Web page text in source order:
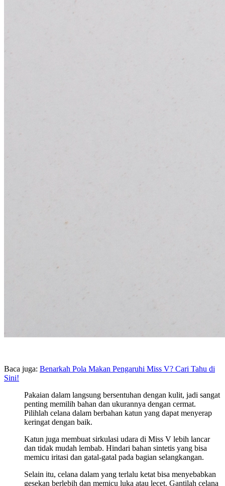
Baca juga: Benarkah Pola Makan Pengaruhi Miss V? Cari Tahu di
Sini!
Pakaian dalam langsung bersentuhan dengan kulit, jadi sangat
penting memilih bahan dan ukurannya dengan cermat.
Pilihlah celana dalam berbahan katun yang dapat menyerap
keringat dengan baik.
Katun juga membuat sirkulasi udara di Miss V lebih lancar
dan tidak mudah lembab. Hindari bahan sintetis yang bisa
memicu iritasi dan gatal-gatal pada bagian selangkangan.
Selain itu, celana dalam yang terlalu ketat bisa menyebabkan
gesekan berlebih dan memicu luka atau lecet. Gantilah celana